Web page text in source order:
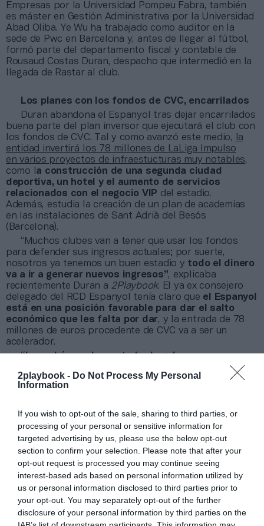
2playbook - Do Not Process My Personal
Information
If you wish to opt-out of the sale, sharing to third parties, or
processing of your personal or sensitive information for
targeted advertising by us, please use the below opt-out
section to confirm your selection. Please note that after your
opt-out request is processed you may continue seeing
interest-based ads based on personal information utilized by
us or personal information disclosed to third parties prior to
your opt-out. You may separately opt-out of the further
disclosure of your personal information by third parties on the
Empresas por la Universidad Pompeu Fabra, también
es máster en Gestión Administrativa por la Universidad
Abad Oliba. Ye Wu ha trabajado como auditor en la
sede de Pwc en Barcelona y, antes de llegar al fútbol,
formó parte del departamento fiscal y contable de
Rousaud Costas Duran, despacho que intermedió en la
llegada de Rastar al club.
Los planes con los fondos de CVC, encarrilados
Duran abandona el Espanyol tras dejar encarrilados
buena parte del plan inversor que ejecutará el club con
los fondos de CVC. Tal y como avanzó este medio,
la
entidad invertirá los 78 millones de LaLiga Impulso
en varios proyectos de infraestucturas muy notables,
como l a construcción de una segunda ciudad
deportiva, un hotel y el aumento de servicios
relacionados con el negocio VIP del estadio.
Además, estudia la creación de un plan de academias
en las instalaciones de Sant Adrià del Besós
(Barcelona).
“Muchos clubes van a tener que usar los fondos
para defender sus ingresos actuales; por suerte,
nosotros ya tenemos un buen estadio y todo el dinero
va a ir a generar nuevos ingresos”, explicaba
recientemente Duran a 2Playbook. El ya ex consejero
delegado del RCD Espanyol tenía claro que el Espanyol
está en una posición favorable para dar el salto
económico que les falta por dar, y la entrada de 78
millones de euros procedente de CVC va a ser un
acelerador.
“Lo podríamos hacer todo de golpe, pero
de las administraciones marcarán el
desarrollo de algunos proyectos”, explicaba el primer
ejecutivo blanquiazul. La razón no es otra que la
ampliación de capital de 38 millones de euros
aprobada el pasado veranoabsorberá sin problemas
las pérdidas previstas por los dos años de Covid-19,
cifrada en unos 20 millones entre 2020-2021 y 2021-
Sin la presión de hacerlo todo de golpe, el plan de
negocio que están definiendo en el club persigue
“reducir la diferencia entre lo que hoy es el Espanyol y
el potencial que creemos que tiene”. “Queremos un
crecimiento sostenible y permanente a medio plazo